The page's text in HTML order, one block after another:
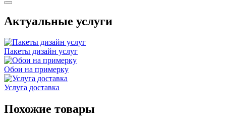
Актуальные услуги
Пакеты дизайн услуг
Обои на примерку
Услуга доставка
Похожие товары